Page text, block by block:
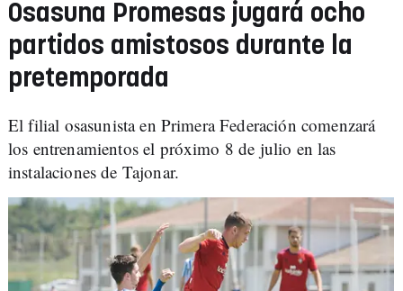
Osasuna Promesas jugará ocho
partidos amistosos durante la
pretemporada
El filial osasunista en Primera Federación comenzará
los entrenamientos el próximo 8 de julio en las
instalaciones de Tajonar.